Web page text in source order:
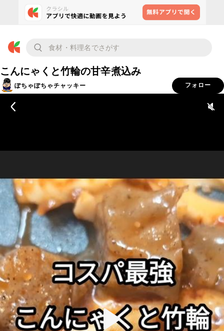
こんにゃくと竹輪の甘辛煮込み
ぽちゃぽちゃチャッキー フォロー